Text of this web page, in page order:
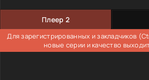
Плеер 2
Для зарегистрированных и закладчиков
новые серии и качество